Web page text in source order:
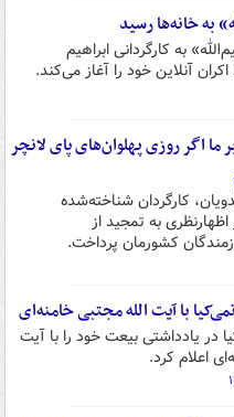
به خانه‌ها رسید
به کارگردانی ابراهیم
اکران آنلاین خود را آغاز می‌کند.
اگر روزی پهلوان‌های پای لانچر
کارگردان شناخته‌شده
به تمجید از
کشورمان پرداخت.
با آیت الله مجتبی خامنه‌ای
در یادداشتی بیعت خود را با آیت
اعلام کرد.